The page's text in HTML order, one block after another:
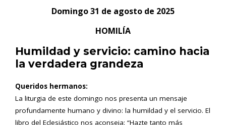
Domingo 31 de agosto de 2025
HOMILÍA
Humildad y servicio: camino hacia
la verdadera grandeza
Queridos hermanos:
La liturgia de este domingo nos presenta un mensaje
profundamente humano y divino: la humildad y el servicio. El
libro del Eclesiástico nos aconseja: “Hazte tanto más